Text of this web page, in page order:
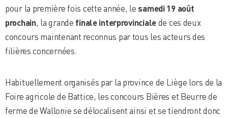
pour la première fois cette année, lesamedi 19 août
prochain, la grande finale interprovincialede ces deux
concours maintenant reconnus par tous les acteurs des
filières concernées.
Habituellement organisés par la province de Liège lors de la
Foire agricole de Battice, les concours Bières et Beurre de
ferme de Wallonie se délocalisent ainsi et se tiendront donc